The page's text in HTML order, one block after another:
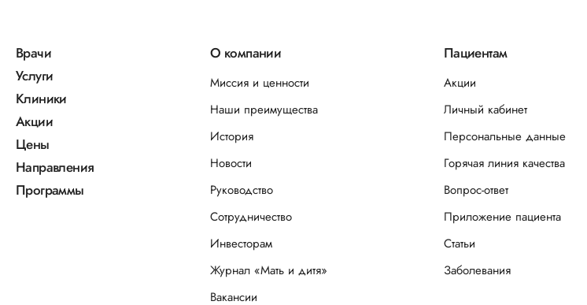
Врачи
Услуги
Клиники
Акции
Цены
Направления
Программы
О компании
Миссия и ценности
Наши преимущества
История
Новости
Руководство
Сотрудничество
Инвесторам
Журнал «Мать и дитя»
Вакансии
Пациентам
Акции
Личный кабинет
Персональные данные
Горячая линия качества
Вопрос-ответ
Приложение пациента
Статьи
Заболевания